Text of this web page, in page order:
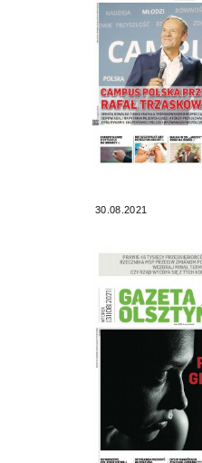
30.08.2021